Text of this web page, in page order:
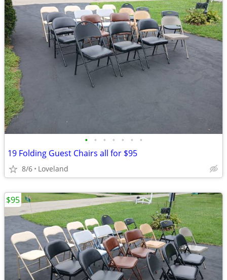
• • • • • • •
19 Folding Guest Chairs all for $95
8/6 Loveland
$95